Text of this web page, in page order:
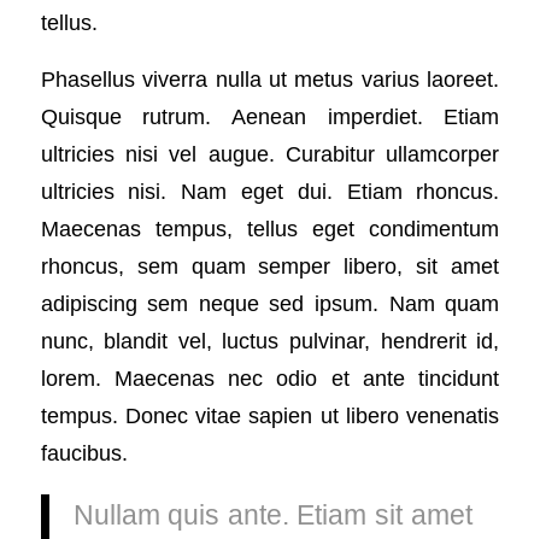
tellus.
Phasellus viverra nulla ut metus varius laoreet.
Quisque rutrum. Aenean imperdiet. Etiam
ultricies nisi vel augue. Curabitur ullamcorper
ultricies nisi. Nam eget dui. Etiam rhoncus.
Maecenas tempus, tellus eget condimentum
rhoncus, sem quam semper libero, sit amet
adipiscing sem neque sed ipsum. Nam quam
nunc, blandit vel, luctus pulvinar, hendrerit id,
lorem. Maecenas nec odio et ante tincidunt
tempus. Donec vitae sapien ut libero venenatis
faucibus.
Nullam quis ante. Etiam sit amet